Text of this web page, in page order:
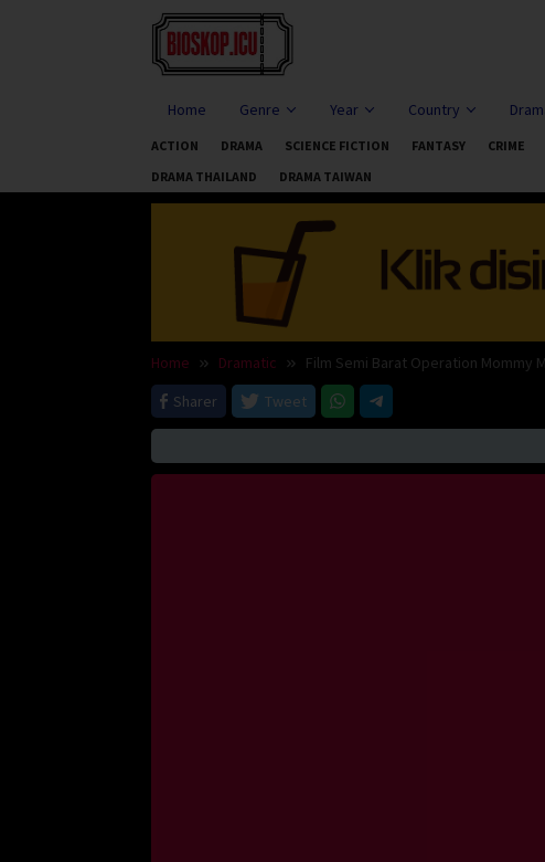
Home Genre Year Country
ACTION DRAMA SCIENCE FICTION FANTASY CRIME
DRAMA THAILAND
DRAMA TAIWAN
Home Dramatic
Film Semi Barat Operation Mommy
Sharer
Tweet